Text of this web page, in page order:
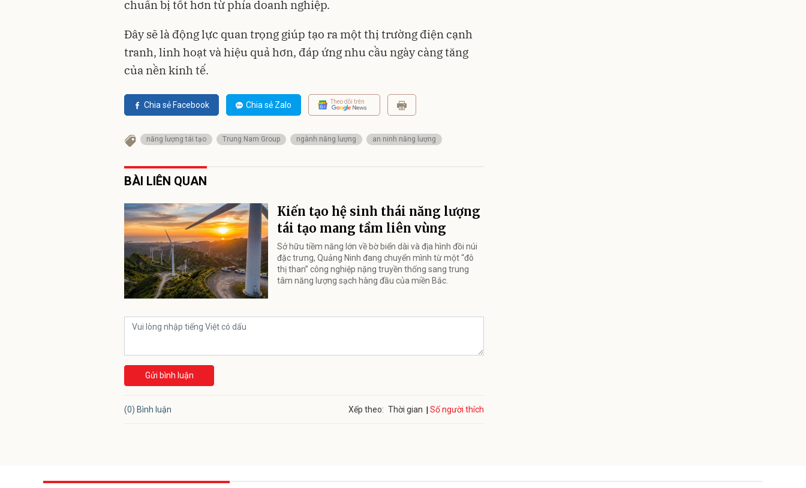
chuẩn bị tốt hơn từ phía doanh nghiệp.
Đây sẽ là động lực quan trọng giúp tạo ra một thị trường điện cạnh
tranh, linh hoạt và hiệu quả hơn, đáp ứng nhu cầu ngày càng tăng
của nền kinh tế.
Chia sẻ Facebook Chia sẻ Zalo Theo dõi trên
năng lượng tái tạo Trung Nam Group ngành năng lượng an ninh năng lượng
BÀI LIÊN QUAN
Kiến tạo hệ sinh thái năng lượng
tái tạo mang tầm liên vùng
Sở hữu tiềm năng lớn về bờ biển dài và địa hình đồi núi
đặc trưng, Quảng Ninh đang chuyển mình từ một “đô
thị than” công nghiệp nặng truyền thống sang trung
tâm năng lượng sạch hàng đầu của miền Bắc.
Gửi bình luận
(0) Bình luận Xếp theo: Thời gian Số người thích